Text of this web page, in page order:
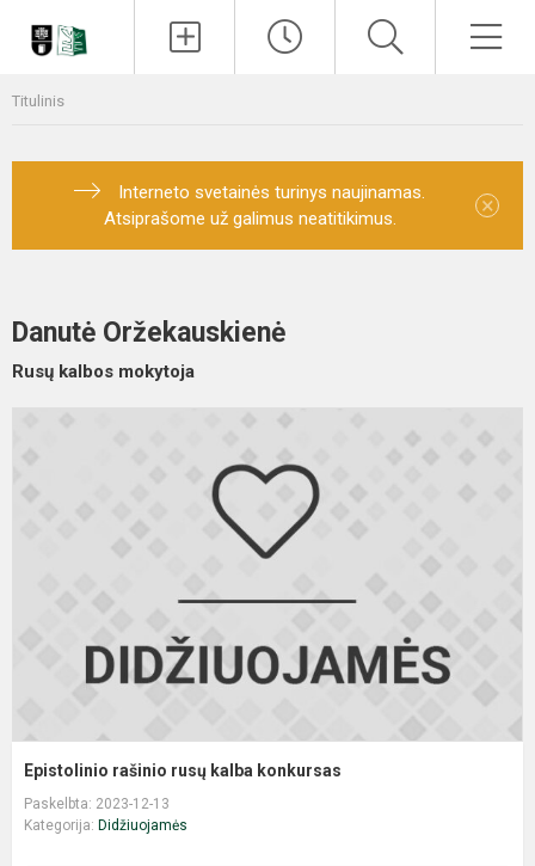
Titulinis
Interneto svetainės turinys naujinamas.
Atsiprašome už galimus neatitikimus.
×
Danutė Oržekauskienė
Rusų kalbos mokytoja
Epistolinio rašinio rusų kalba konkursas
Paskelbta: 2023-12-13
Kategorija: Didžiuojamės